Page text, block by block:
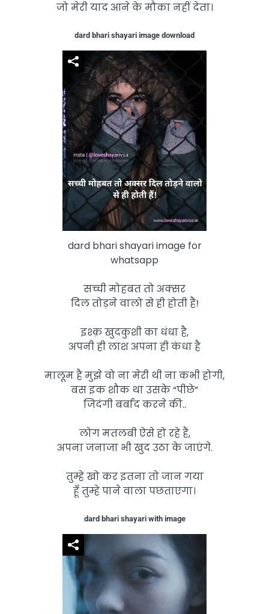
जो मेरी याद आने के मौका नहीं देता।
dard bhari shayari image download
dard bhari shayari image for
whatsapp
सच्ची मोहबत तो अक्सर
दिल तोड़ने वालो से ही होती हैं!
इश्क़ खुदकुशी का धंधा है,
अपनी ही लाश अपना ही कंधा है
मालूम है मुझे वो ना मेरी थी ना कभी होगी,
बस इक शौक था उसके “पीछे”
जिदंगी बर्बाद करने की..
लोग मतलबी ऐसे हो रहे हैं,
अपना जनाजा भी खुद उठा के जाएंगे.
तुम्हे खो कर इतना तो जान गया
हूँ तुम्हे पाने वाला पछताएगा।
dard bhari shayari with image